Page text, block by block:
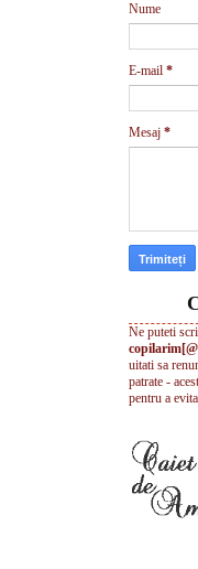
Nume
E-mail *
Mesaj *
Ne puteti
uitati sa
patrate -
pentru a